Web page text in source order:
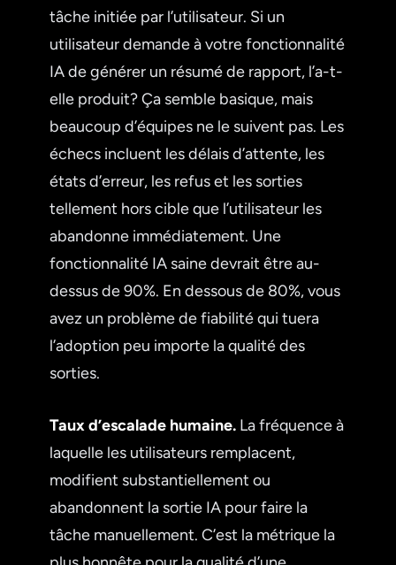
tâche initiée par l’utilisateur. Si un
utilisateur demande à votre fonctionnalité
IA de générer un résumé de rapport, l’a-t-
elle produit? Ça semble basique, mais
beaucoup d’équipes ne le suivent pas. Les
échecs incluent les délais d’attente, les
états d’erreur, les refus et les sorties
tellement hors cible que l’utilisateur les
abandonne immédiatement. Une
fonctionnalité IA saine devrait être au-
dessus de 90%. En dessous de 80%, vous
avez un problème de fiabilité qui tuera
l’adoption peu importe la qualité des
sorties.
Taux d’escalade humaine. La fréquence à
laquelle les utilisateurs remplacent,
modifient substantiellement ou
abandonnent la sortie IA pour faire la
tâche manuellement. C’est la métrique la